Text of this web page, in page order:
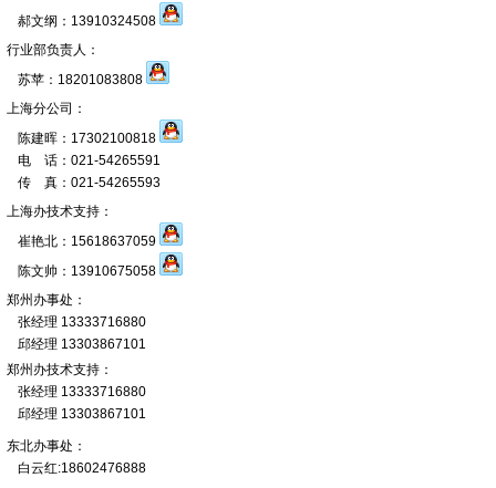
郝文纲：13910324508
行业部负责人：
苏苹：18201083808
上海分公司：
陈建晖：17302100818
电 话：021-54265591
传 真：021-54265593
上海办技术支持：
崔艳北：15618637059
陈文帅：13910675058
郑州办事处：
张经理 13333716880
邱经理 13303867101
郑州办技术支持：
张经理 13333716880
邱经理 13303867101
东北办事处：
白云红:18602476888